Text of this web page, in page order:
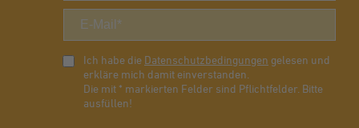
Ich habe die Datenschutzbedingungen gelesen und
erkläre mich damit einverstanden.
Die mit * markierten Felder sind Pflichtfelder. Bitte
ausfüllen!